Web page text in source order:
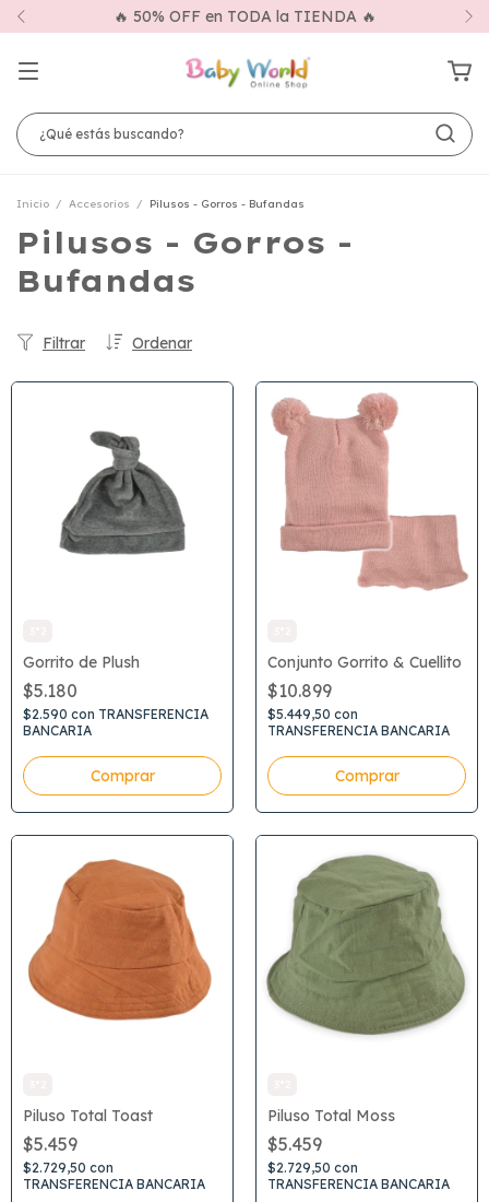
🔥 50% OFF en TODA la TIENDA 🔥
Inicio / Accesorios / Pilusos - Gorros - Bufandas
Pilusos - Gorros -
Bufandas
Ordenar
Filtrar
Gorrito de Plush
$5.180
$2.590 con TRANSFERENCIA
BANCARIA
Conjunto Gorrito & Cuellito
$10.899
$5.449,50 con
TRANSFERENCIA BANCARIA
Comprar
Piluso Total Toast
$5.459
$2.729,50 con
TRANSFERENCIA BANCARIA
Piluso Total Moss
$5.459
$2.729,50 con
TRANSFERENCIA BANCARIA